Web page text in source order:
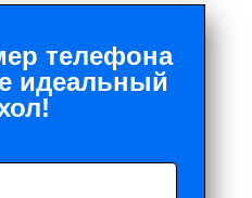
телефона
идеальный